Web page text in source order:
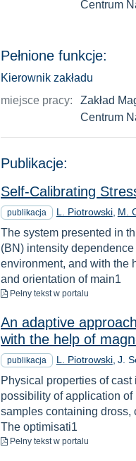
Centrum
Pełnione funkcje:
Kierownik zakładu
miejsce pracy:
Zakład
Centrum
Publikacje:
Self-Calibrating
publikacja L. Piotrowski M.
The system presented in
(BN) intensity
environment, and with the
and orientation of main1
Pełny tekstdo pobrania
w portalu
An adaptive
with the help of
publikacja L. Piotrowski J.
Physical properties of
possibility of application
samples containing dross,
The optimisati1
Pełny tekstdo pobrania
w portalu